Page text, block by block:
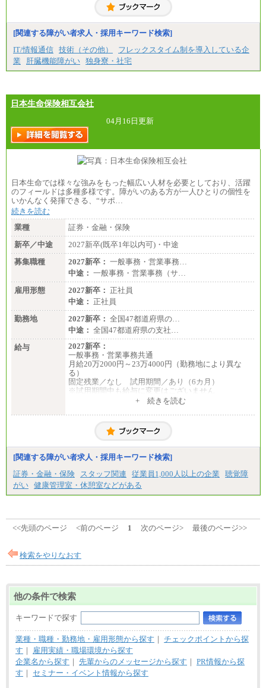
＜募集各社・全職種共通＞
月給21万円以上～
※試用期間中の給与に変更はありません。
ます。
[関連する障がい者求人・採用キーワード検索]
IT/情報通信 技術（その他）
フレックスタイム制を導入している企
業
肝臓機能障がい 独身寮・社宅
日本生命保険相互会社
04月16日更新
日本生命では様々な強みをもった幅広い人材を必要としており、活躍
のフィールドは多種多様です。障がいのある方が一人ひとりの個性を
いかんなく発揮できる、“サポ…
続きを読む
業種
証券・金融・保険
新卒／中途
2027新卒(既卒1年以内可)・中途
募集職種
2027新卒： 一般事務・営業事務…
中途： 一般事務・営業事務（サ…
雇用形態
2027新卒： 正社員
中途： 正社員
勤務地
2027新卒： 全国47都道府県の…
中途： 全国47都道府県の支社…
給与
2027新卒：
一般事務・営業事務共通
月給20万2000円～23万4000円（勤務地により異な
る）
固定残業／なし 試用期間／あり（6カ月）
※試用期間中も給与に変更はございません
月給20万2000円～23万4000円（勤務地により異な
固定残業／なし 試用期間／あり（6か月）
+ 続きを読む
[関連する障がい者求人・採用キーワード検索]
証券・金融・保険
スタッフ関連 従業員1,000人以上の企業
聴覚障
がい 健康管理室・休憩室などがある
<<先頭のページ <前のページ 1 次のページ> 最後のページ>>
検索をやりなおす
他の条件で検索
キーワードで探す
業種・職種・勤務地・雇用形態から探す ｜ チェックポイントから探
す ｜
雇用実績・職場環境から探す
企業名から探す ｜ 先輩からのメッセージから探す ｜ PR情報から探
す ｜ セミナー・イベント情報から探す